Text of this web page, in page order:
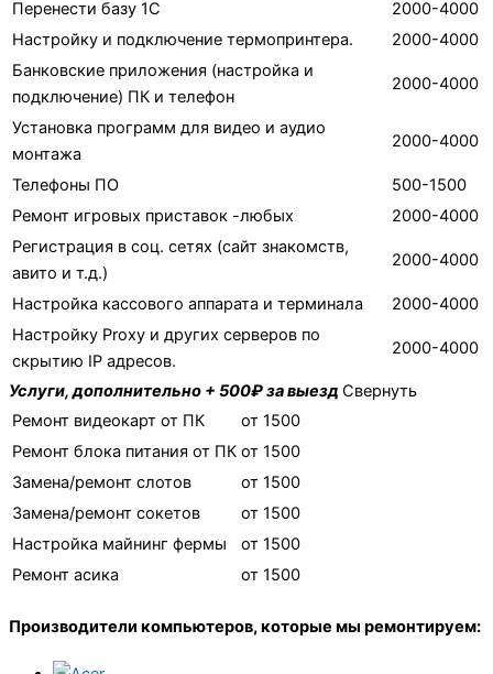
Перенести базу 1С
2000-4000
Настройку и подключение термопринтера.
2000-4000
Банковские приложения (настройка и
подключение) ПК и телефон
2000-4000
Установка программ для видео и аудио
монтажа
2000-4000
Телефоны ПО
500-1500
Ремонт игровых приставок -любых
2000-4000
Регистрация в соц. сетях (сайт знакомств,
авито и т.д.)
2000-4000
Настройка кассового аппарата и терминала
2000-4000
Настройку Proxy и других серверов по
скрытию IP адресов.
2000-4000
Услуги, дополнительно + 500₽ за выезд Свернуть
Ремонт видеокарт от ПК
от 1500
Ремонт блока питания от ПК от 1500
Замена/ремонт слотов
от 1500
Замена/ремонт сокетов
от 1500
Настройка майнинг фермы
от 1500
Ремонт асика
от 1500
Производители компьютеров, которые мы ремонтируем: